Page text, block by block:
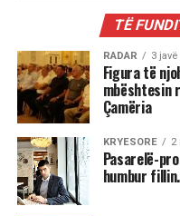
TË
RADAR 3
Figura të
mbështesin
Çamëria
KRYESORE 2
Pasarelë-
humbur fillin.